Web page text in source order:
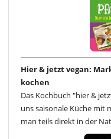
Hier & jetzt vegan:
kochen
Das Kochbuch "hier &
uns saisonale Küche mit
man teils direkt in der